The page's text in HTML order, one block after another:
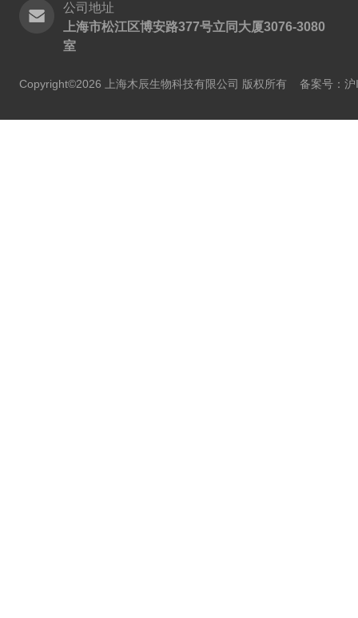
公司地址
上海市松江区博安路377号立同大厦3076-3080
室
Copyright©2026 上海木辰生物科技有限公司 版权所有 备案号：